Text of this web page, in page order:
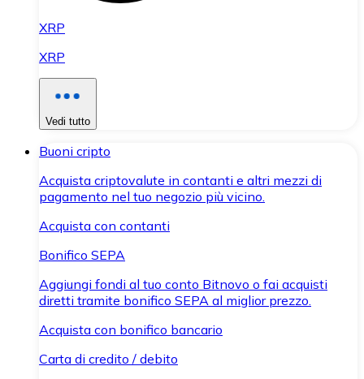
XRP
XRP
Vedi tutto
Buoni cripto
Acquista criptovalute in contanti e altri mezzi di
pagamento nel tuo negozio più vicino.
Acquista con contanti
Bonifico SEPA
Aggiungi fondi al tuo conto Bitnovo o fai acquisti
diretti tramite bonifico SEPA al miglior prezzo.
Acquista con bonifico bancario
Carta di credito / debito